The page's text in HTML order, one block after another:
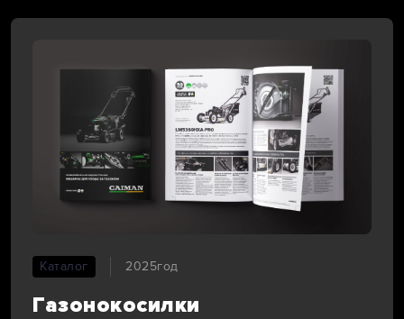
Каталог 2025год
Газонокосилки